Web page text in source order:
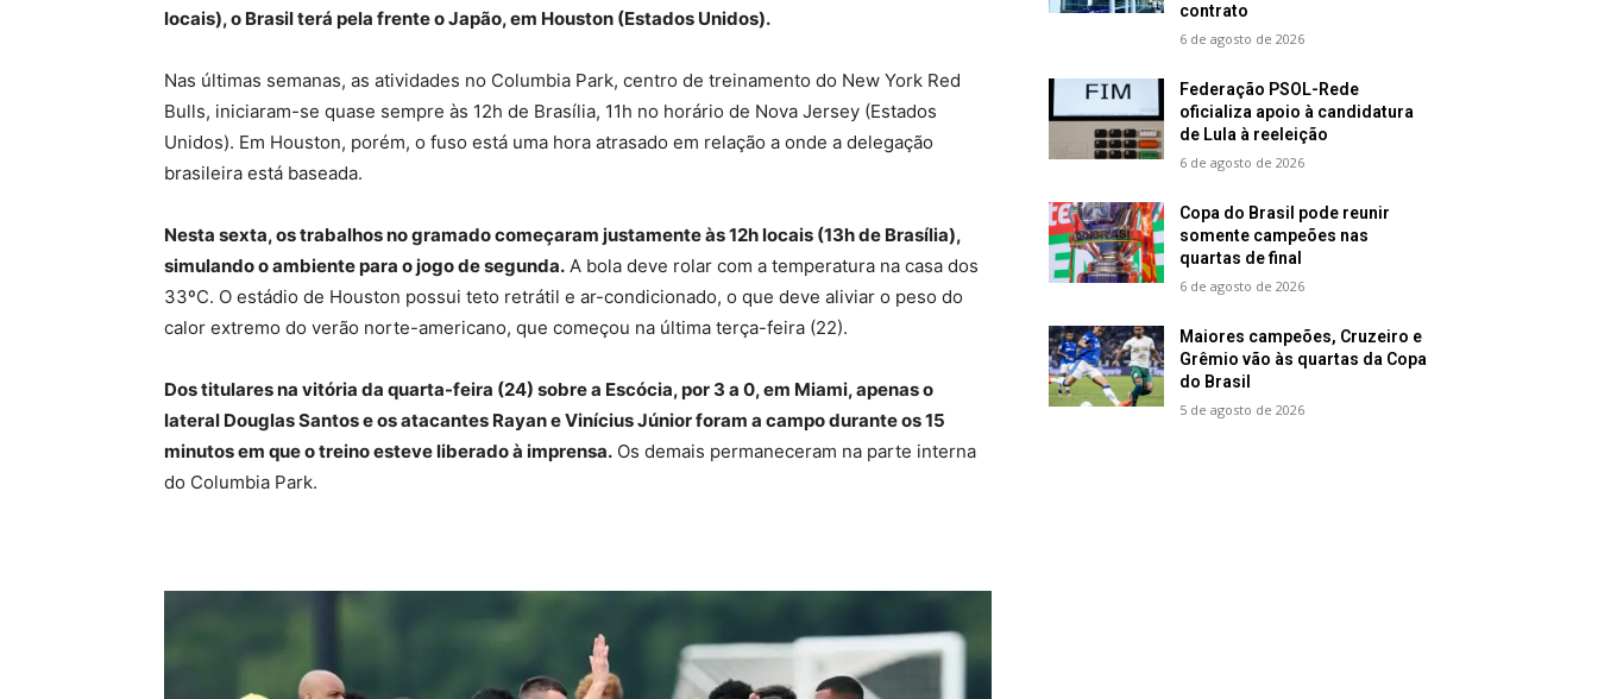
locais), o Brasil terá pela frente o Japão, em Houston (Estados Unidos).
Nas últimas semanas, as atividades no Columbia Park, centro de treinamento do New York Red
Bulls, iniciaram-se quase sempre às 12h de Brasília, 11h no horário de Nova Jersey (Estados
Unidos). Em Houston, porém, o fuso está uma hora atrasado em relação a onde a delegação
brasileira está baseada.
Nesta sexta, os trabalhos no gramado começaram justamente às 12h locais (13h de Brasília),
simulando o ambiente para o jogo de segunda. A bola deve rolar com a temperatura na casa dos
33ºC. O estádio de Houston possui teto retrátil e ar-condicionado, o que deve aliviar o peso do
calor extremo do verão norte-americano, que começou na última terça-feira (22).
Dos titulares na vitória da quarta-feira (24) sobre a Escócia, por 3 a 0, em Miami, apenas o
lateral Douglas Santos e os atacantes Rayan e Vinícius Júnior foram a campo durante os 15
minutos em que o treino esteve liberado à imprensa. Os demais permaneceram na parte interna
do Columbia Park.
contrato
6 de agosto de 2026
Federação PSOL-Rede
oficializa apoio à candidatura
de Lula à reeleição
6 de agosto de 2026
Copa do Brasil pode reunir
somente campeões nas
quartas de final
6 de agosto de 2026
Maiores campeões, Cruzeiro e
Grêmio vão às quartas da Copa
do Brasil
5 de agosto de 2026